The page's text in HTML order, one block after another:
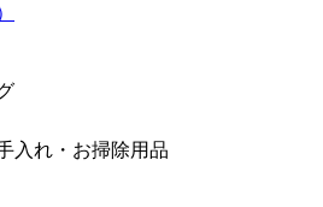
入れ・お掃除用品